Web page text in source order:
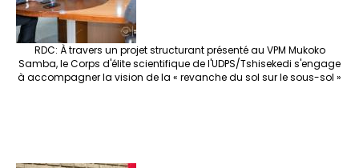
RDC: À travers un projet structurant présenté au VPM Mukoko
Samba, le Corps d'élite scientifique de l'UDPS/Tshisekedi s'engage
à accompagner la vision de la « revanche du sol sur le sous-sol »